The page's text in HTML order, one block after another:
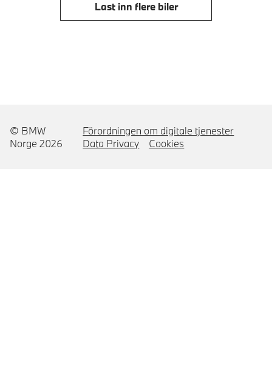
Last inn flere biler
© BMW
Norge 2026
Förordningen om digitale tjenester
Data Privacy
Cookies